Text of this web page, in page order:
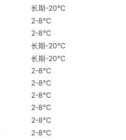
长期-20℃
2-8℃
2-8℃
长期-20℃
长期-20℃
2-8℃
2-8℃
2-8℃
2-8℃
2-8℃
2-8℃